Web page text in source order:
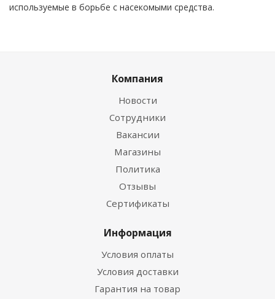
используемые в борьбе с насекомыми средства.
Компания
Новости
Сотрудники
Вакансии
Магазины
Политика
Отзывы
Сертификаты
Информация
Условия оплаты
Условия доставки
Гарантия на товар